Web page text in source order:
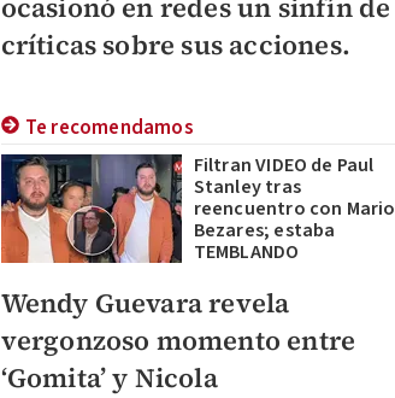
ocasionó en redes un sinfín de
críticas sobre sus acciones.
Te recomendamos
Filtran VIDEO de Paul
Stanley tras
reencuentro con Mario
Bezares; estaba
TEMBLANDO
Wendy Guevara revela
vergonzoso momento entre
‘Gomita’ y Nicola